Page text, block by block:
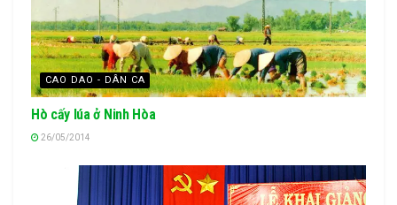
CAO DAO - DÂN CA
Hò cấy lúa ở Ninh Hòa
26/05/2014